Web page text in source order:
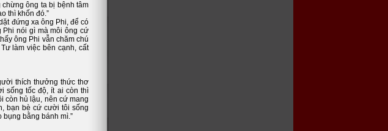
chừng ông ta bị bệnh tâm
thì khốn đó.”
đứng xa ông Phi, để có
Phi nói gì mà môi ông cứ
ông Phi vẫn chăm chú
làm việc bên cạnh, cất
thích thưởng thức thơ
sống tốc độ, ít ai còn thì
còn hủ lậu, nên cứ mang
bạn bè cứ cười tôi sống
bằng bánh mì.”